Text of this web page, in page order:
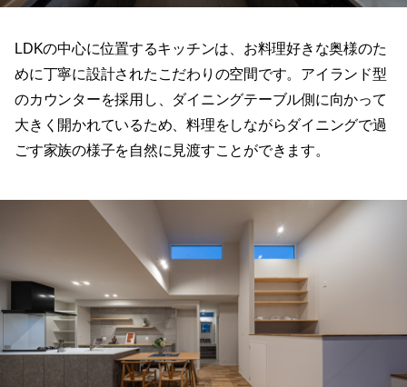
大きく開かれているため、料理をしながらダイニングで過